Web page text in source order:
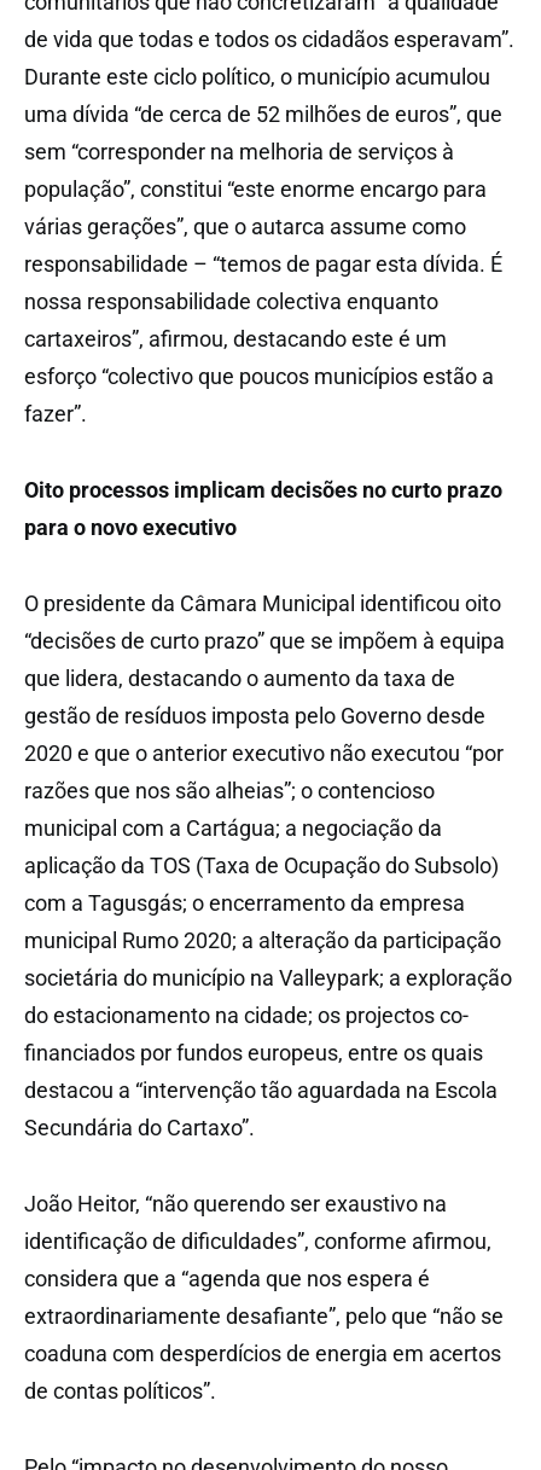
de vida que todas e todos os cidadãos esperavam”.
Durante este ciclo político, o município acumulou
uma dívida “de cerca de 52 milhões de euros”, que
sem “corresponder na melhoria de serviços à
população”, constitui “este enorme encargo para
várias gerações”, que o autarca assume como
responsabilidade – “temos de pagar esta dívida. É
nossa responsabilidade colectiva enquanto
cartaxeiros”, afirmou, destacando este é um
esforço “colectivo que poucos municípios estão a
fazer”.
Oito processos implicam decisões no curto prazo
para o novo executivo
O presidente da Câmara Municipal identificou oito
“decisões de curto prazo” que se impõem à equipa
que lidera, destacando o aumento da taxa de
gestão de resíduos imposta pelo Governo desde
2020 e que o anterior executivo não executou “por
razões que nos são alheias”; o contencioso
municipal com a Cartágua; a negociação da
aplicação da TOS (Taxa de Ocupação do Subsolo)
com a Tagusgás; o encerramento da empresa
municipal Rumo 2020; a alteração da participação
societária do município na Valleypark; a exploração
do estacionamento na cidade; os projectos co-
financiados por fundos europeus, entre os quais
destacou a “intervenção tão aguardada na Escola
Secundária do Cartaxo”.
João Heitor, “não querendo ser exaustivo na
identificação de dificuldades”, conforme afirmou,
considera que a “agenda que nos espera é
extraordinariamente desafiante”, pelo que “não se
coaduna com desperdícios de energia em acertos
de contas políticos”.